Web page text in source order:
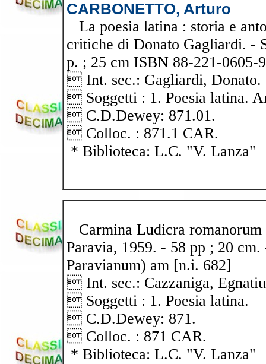
CARBONETTO, Arturo
La poesia latina : storia e
critiche di Donato Gagliardi. -
p. ; 25 cm ISBN 88-221-0605-
 Int. sec.: Gagliardi, Donato.
 Soggetti : 1. Poesia latina.
 C.D.Dewey: 871.01.
 Colloc. : 871.1 CAR.
* Biblioteca: L.C. "V. Lanza"
Carmina Ludicra romanorum
Paravia, 1959. - 58 pp ; 20
Paravianum) am [n.i. 682]
 Int. sec.: Cazzaniga,
 Soggetti : 1. Poesia latina.
 C.D.Dewey: 871.
 Colloc. : 871 CAR.
* Biblioteca: L.C. "V. Lanza"